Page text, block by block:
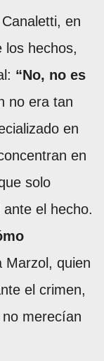
en
los hechos,
“No, no es
no era tan
en
en
solo
el hecho.
Marzol, quien
el crimen,
merecían